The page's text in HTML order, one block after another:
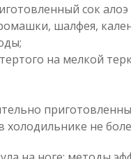
сок
шалфея,
на мелкой
холодильнике не